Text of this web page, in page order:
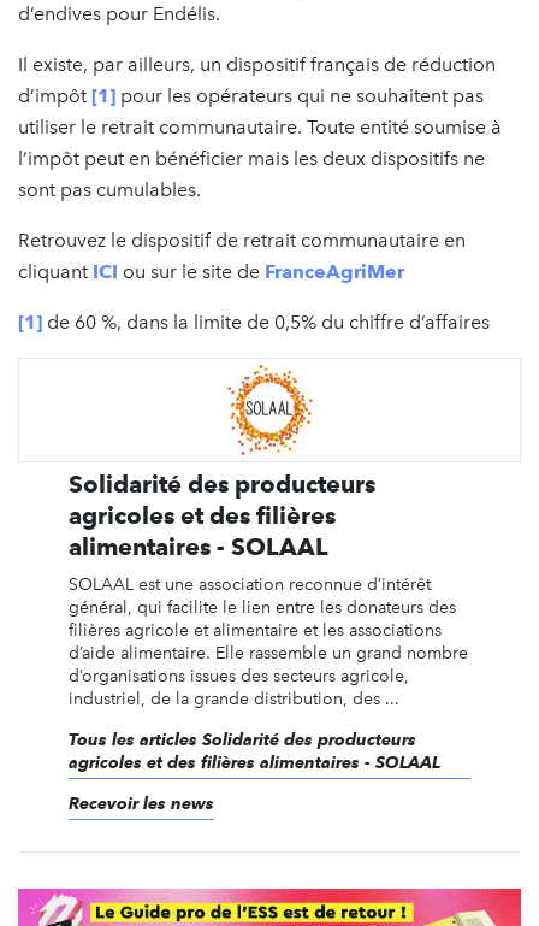
d’endives pour Endélis.
Il existe, par ailleurs, un dispositif français de réduction
d’impôt [1] pour les opérateurs qui ne souhaitent pas
utiliser le retrait communautaire. Toute entité soumise à
l’impôt peut en bénéficier mais les deux dispositifs ne
sont pas cumulables.
Retrouvez le dispositif de retrait communautaire en
cliquant ICI ou sur le site de FranceAgriMer
[1] de 60 %, dans la limite de 0,5% du chiffre d’affaires
Solidarité des producteurs
agricoles et des filières
alimentaires - SOLAAL
SOLAAL est une association reconnue d’intérêt
général, qui facilite le lien entre les donateurs des
filières agricole et alimentaire et les associations
d’aide alimentaire. Elle rassemble un grand nombre
d’organisations issues des secteurs agricole,
industriel, de la grande distribution, des ...
Tous les articles Solidarité des producteurs
agricoles et des filières alimentaires - SOLAAL
Recevoir les news